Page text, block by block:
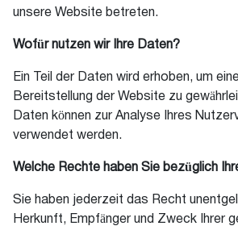
unsere Website betreten.
Wofür nutzen wir Ihre Daten?
Ein Teil der Daten wird erhoben, um
Bereitstellung der Website zu
Daten können zur Analyse Ihres
verwendet werden.
Welche Rechte haben Sie bezüglich
Sie haben jederzeit das Recht
Herkunft, Empfänger und Zweck Ihrer